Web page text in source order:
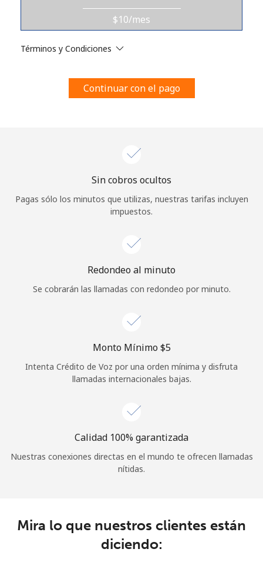
estosTérminos y condiciones.
Únete
¡Hola!
Inicia sesión oREGÍSTRATE →
¿Olvidaste tu contraseña? →
Continuar con
$10/mes
Términos y Condiciones
Continuar con el pago
Sin cobros ocultos
Pagas sólo los minutos que utilizas, nuestras tarifas incluyen
impuestos.
Redondeo al minuto
Se cobrarán las llamadas con redondeo por minuto.
Monto Mínimo ⁦$5⁩
Intenta Crédito de Voz por una orden mínima y disfruta
llamadas internacionales bajas.
Calidad 100% garantizada
Nuestras conexiones directas en el mundo te ofrecen llamadas
nítidas.
Mira lo que nuestros clientes están
diciendo: